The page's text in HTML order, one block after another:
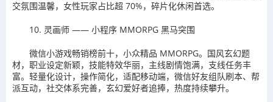
交氛围温馨，女性玩家占比超 70%，碎片化休闲首选。
10. 灵画师 —— 小程序 MMORPG 黑马突围
微信小游戏畅销榜前十，小众精品 MMORPG。国风玄幻题
材，职业设定新颖，技能特效华丽，主线剧情饱满，支线任务丰
富。轻量化设计，操作简化，适配移动端，微信好友组队刷本、帮
派互动，社交体系完善，玄幻爱好者追捧，热度持续攀升。